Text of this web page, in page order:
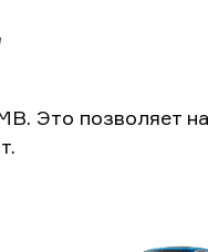
Это позволяет